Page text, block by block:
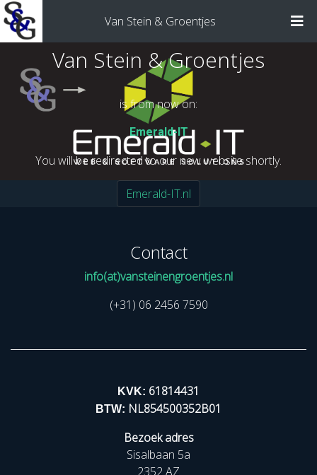
Van Stein & Groentjes
Van Stein & Groentjes
is from now on:
Emerald-IT
You will be redirected to our new website shortly.
Emerald-IT.nl
Contact
info(at)vansteinengroentjes.nl
(+31) 06 2456 7590
KVK: 61814431
BTW: NL854500352B01
Bezoek adres
Sisalbaan 5a
2352 AZ